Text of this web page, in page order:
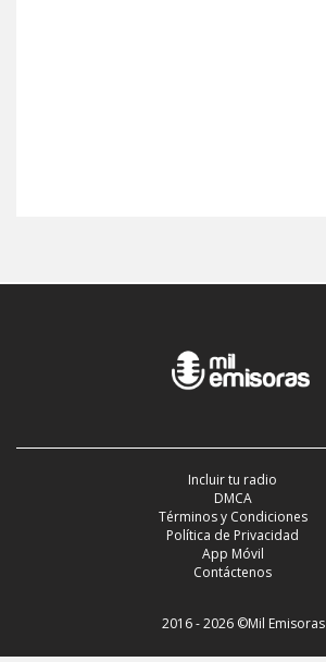
Incluir tu radio
DMCA
Términos y Condiciones
Política de Privacidad
App Móvil
Contáctenos
2016 - 2026 ©Mil Emisoras